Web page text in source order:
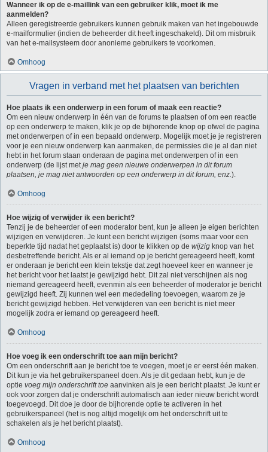
Wanneer ik op de e-maillink van een gebruiker klik, moet ik me
aanmelden?
Alleen geregistreerde gebruikers kunnen gebruik maken van het ingebouwde
e-mailformulier (indien de beheerder dit heeft ingeschakeld). Dit om misbruik
van het e-mailsysteem door anonieme gebruikers te voorkomen.
Omhoog
Vragen in verband met het plaatsen van berichten
Hoe plaats ik een onderwerp in een forum of maak een reactie?
Om een nieuw onderwerp in één van de forums te plaatsen of om een reactie
op een onderwerp te maken, klik je op de bijhorende knop op ofwel de pagina
met onderwerpen of in een bepaald onderwerp. Mogelijk moet je je registreren
voor je een nieuw onderwerp kan aanmaken, de permissies die je al dan niet
hebt in het forum staan onderaan de pagina met onderwerpen of in een
onderwerp (de lijst metje mag geen nieuwe onderwerpen in dit forum
plaatsen, je mag niet antwoorden op een onderwerp in dit forum, enz.).
Omhoog
Hoe wijzig of verwijder ik een bericht?
Tenzij je de beheerder of een moderator bent, kun je alleen je eigen berichten
wijzigen en verwijderen. Je kunt een bericht wijzigen (soms maar voor een
beperkte tijd nadat het geplaatst is) door te klikken op de wijzig knop van het
desbetreffende bericht. Als er al iemand op je bericht gereageerd heeft, komt
er onderaan je bericht een klein tekstje dat zegt hoeveel keer en wanneer je
het bericht voor het laatst je gewijzigd hebt. Dit zal niet verschijnen als nog
niemand gereageerd heeft, evenmin als een beheerder of moderator je bericht
gewijzigd heeft. Zij kunnen wel een mededeling toevoegen, waarom ze je
bericht gewijzigd hebben. Het verwijderen van een bericht is niet meer
mogelijk zodra er iemand op gereageerd heeft.
Omhoog
Hoe voeg ik een onderschrift toe aan mijn bericht?
Om een onderschrift aan je bericht toe te voegen, moet je er eerst één maken.
Dit kun je via het gebruikerspaneel doen. Als je dit gedaan hebt, kun je de
optie voeg mijn onderschrift toe aanvinken als je een bericht plaatst. Je kunt er
ook voor zorgen dat je onderschrift automatisch aan ieder nieuw bericht wordt
toegevoegd. Dit doe je door de bijhorende optie te activeren in het
gebruikerspaneel (het is nog altijd mogelijk om het onderschrift uit te
schakelen als je het bericht plaatst).
Omhoog